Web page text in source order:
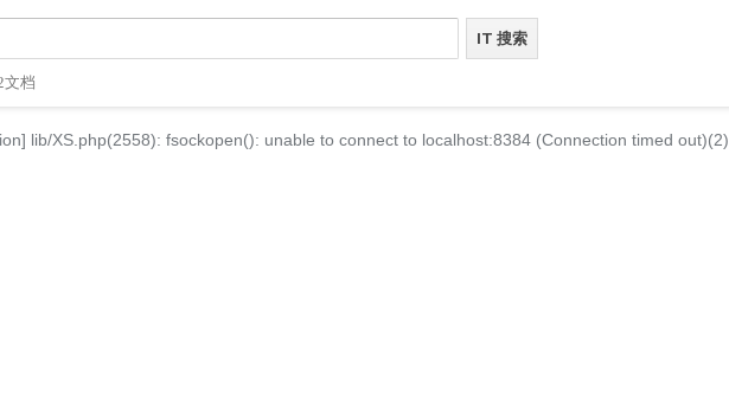
文档
lib/XS.php(2558): fsockopen(): unable to connect to localhost:8384 (Connection timed out)(2)